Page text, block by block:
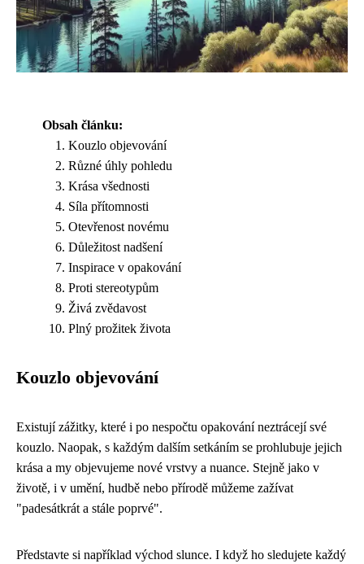
Obsah článku:
Kouzlo objevování
Různé úhly pohledu
Krása všednosti
Síla přítomnosti
Otevřenost novému
Důležitost nadšení
Inspirace v opakování
Proti stereotypům
Živá zvědavost
Plný prožitek života
Kouzlo objevování
Existují zážitky, které i po nespočtu opakování neztrácejí své
kouzlo. Naopak, s každým dalším setkáním se prohlubuje jejich
krása a my objevujeme nové vrstvy a nuance. Stejně jako v
životě, i v umění, hudbě nebo přírodě můžeme zažívat
"padesátkrát a stále poprvé".
Představte si například východ slunce. I když ho sledujete každý